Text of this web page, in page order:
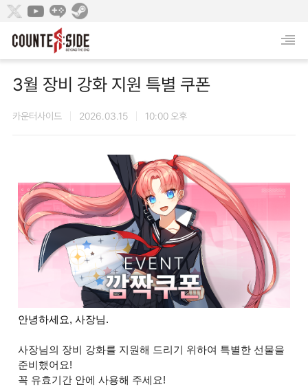
3월 장비 강화 지원 특별 쿠폰
카운터사이드 2026.03.15 10:00 오후
안녕하세요, 사장님.
사장님의 장비 강화를 지원해 드리기 위하여 특별한 선물을
준비했어요!
꼭 유효기간 안에 사용해 주세요!